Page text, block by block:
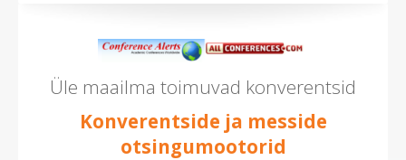
Üle maailma toimuvad konverentsid
Konverentside ja messide
otsingumootorid